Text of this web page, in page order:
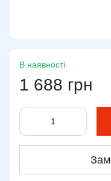
В наявності
1 688 грн